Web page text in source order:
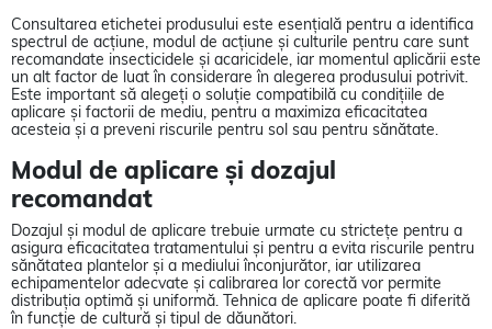
Consultarea etichetei produsului este esențială pentru a identifica
spectrul de acțiune, modul de acțiune și culturile pentru care sunt
recomandate insecticidele și acaricidele, iar momentul aplicării este
un alt factor de luat în considerare în alegerea produsului potrivit.
Este important să alegeți o soluție compatibilă cu condițiile de
aplicare și factorii de mediu, pentru a maximiza eficacitatea
acesteia și a preveni riscurile pentru sol sau pentru sănătate.
Modul de aplicare și dozajul
recomandat
Dozajul și modul de aplicare trebuie urmate cu strictețe pentru a
asigura eficacitatea tratamentului și pentru a evita riscurile pentru
sănătatea plantelor și a mediului înconjurător, iar utilizarea
echipamentelor adecvate și calibrarea lor corectă vor permite
distribuția optimă și uniformă. Tehnica de aplicare poate fi diferită
în funcție de cultură și tipul de dăunători.